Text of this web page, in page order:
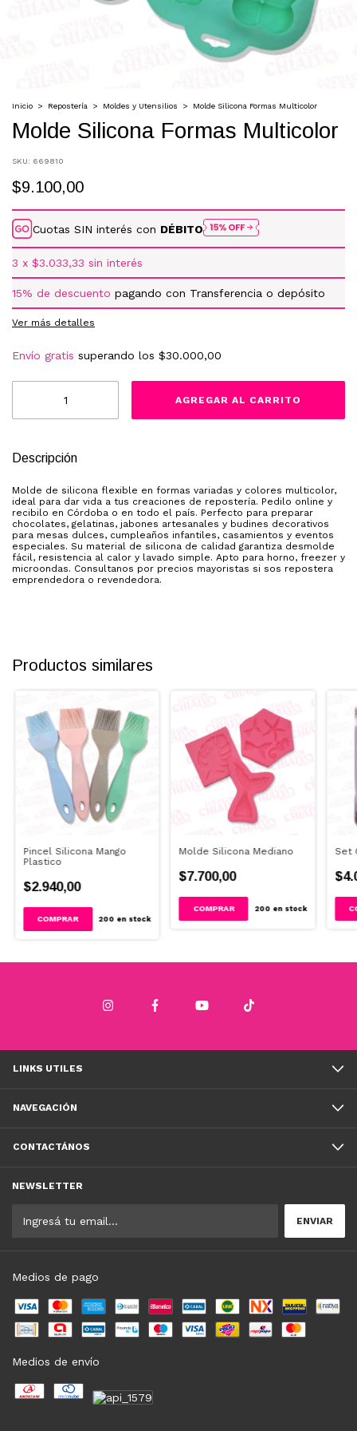
Inicio > Repostería > Moldes y Utensilios > Molde Silicona Formas Multicolor
Molde Silicona Formas Multicolor
SKU: 669810
$9.100,00
Cuotas SIN interés con DÉBITO
3 x $3.033,33 sin interés
15% de descuento pagando con Transferencia o depósito
Ver más detalles
Envío gratis superando los $30.000,00
Descripción
Molde de silicona flexible en formas variadas y colores multicolor,
ideal para dar vida a tus creaciones de repostería. Pedilo online y
recibilo en Córdoba o en todo el país. Perfecto para preparar
chocolates, gelatinas, jabones artesanales y budines decorativos
para mesas dulces, cumpleaños infantiles, casamientos y eventos
especiales. Su material de silicona de calidad garantiza desmolde
fácil, resistencia al calor y lavado simple. Apto para horno, freezer y
microondas. Consultanos por precios mayoristas si sos repostera
emprendedora o revendedora.
Productos similares
Pincel Silicona Mango
Plastico
$2.940,00
200 en stock
Molde Silicona Mediano
$7.700,00
200 en stock
Set
LINKS UTILES
NAVEGACIÓN
CONTACTÁNOS
NEWSLETTER
Medios de pago
Medios de envío